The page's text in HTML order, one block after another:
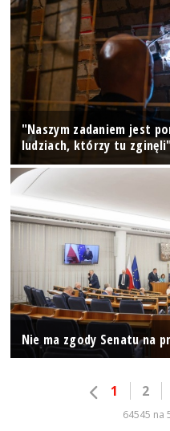
"Naszym zadaniem jest
ludziach, którzy tu
Nie ma zgody Senatu na
1 2
64545 na